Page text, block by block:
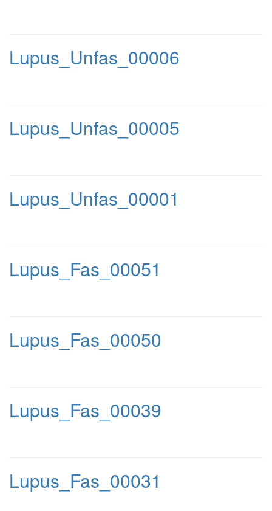
Lupus_Unfas_00006
Lupus_Unfas_00005
Lupus_Unfas_00001
Lupus_Fas_00051
Lupus_Fas_00050
Lupus_Fas_00039
Lupus_Fas_00031